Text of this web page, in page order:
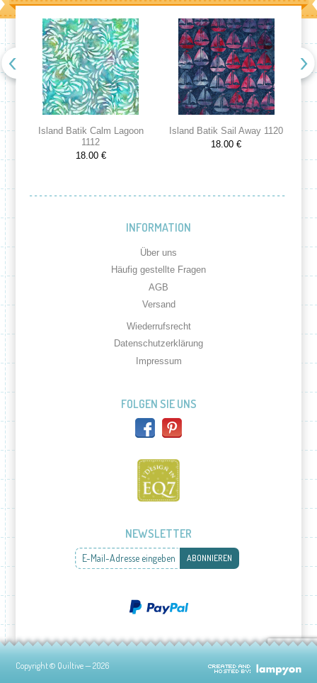
Island Batik Calm Lagoon
1112
18.00 €
Island Batik Sail Away 1120
18.00 €
INFORMATION
Über uns
Häufig gestellte Fragen
AGB
Versand
Wiederrufsrecht
Datenschutzerklärung
Impressum
FOLGEN SIE UNS
NEWSLETTER
E-Mail-Adresse eingeben ABONNIEREN
Copyright © Quiltive — 2026